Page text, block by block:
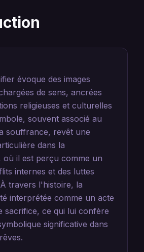
évoque des images
de sens, ancrées
religieuses et culturelles
souvent associé au
souffrance, revêt une
dans la
où il est perçu comme un
internes et des luttes
travers l'histoire, la
interprétée comme un acte
sacrifice, ce qui lui confère
significative dans